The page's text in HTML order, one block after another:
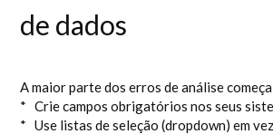
de dados
A maior parte dos erros de análise
* Crie campos obrigatórios nos seus
* Use listas de seleção (dropdown) em